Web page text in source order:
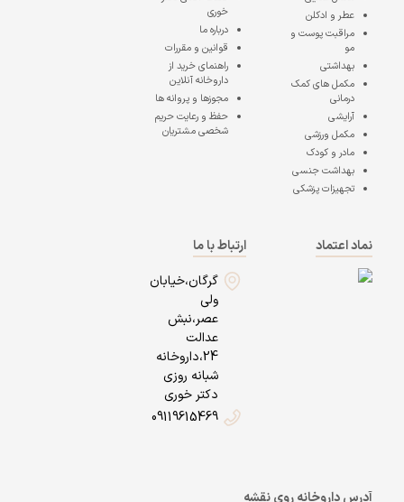
عطر و ادکلن
مراقبت پوست و
مو
بهداشتی
مکمل های کمک
درمانی
آرایشی
مکمل ورزشی
مادر و کودک
بهداشت جنسی
تجهیزات پزشکی
خوری
درباره ما
قوانین و مقررات
راهنمای خرید از
داروخانه آنلاین
مجوزها و پروانه ها
حفظ و رعایت حریم
شخصی مشتریان
نماد اعتماد
ارتباط با ما
گرگان،خیابان
ولی
عصر،نبش
عدالت
24،داروخانه
شبانه روزی
دکتر خوری
09119615469
آدرس داروخانه روی نقشه